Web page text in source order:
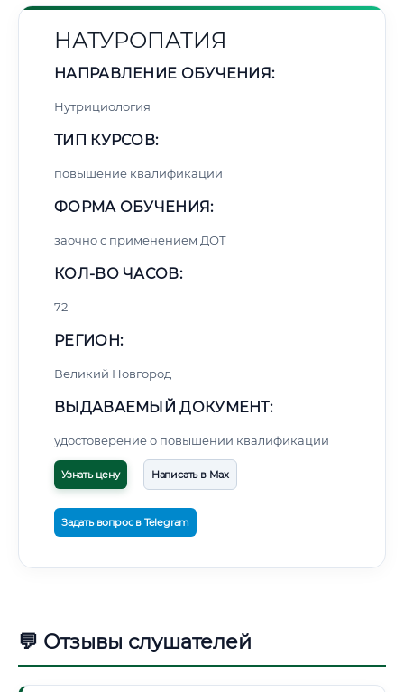
НАТУРОПАТИЯ
НАПРАВЛЕНИЕ ОБУЧЕНИЯ:
Нутрициология
ТИП КУРСОВ:
повышение квалификации
ФОРМА ОБУЧЕНИЯ:
заочно с применением ДОТ
КОЛ-ВО ЧАСОВ:
72
РЕГИОН:
Великий Новгород
ВЫДАВАЕМЫЙ ДОКУМЕНТ:
удостоверение о повышении квалификации
Узнать цену Написать в Max
Задать вопрос в Telegram
💬 Отзывы слушателей